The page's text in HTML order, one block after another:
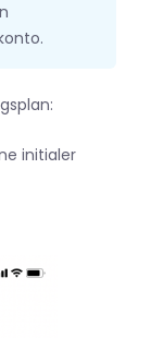
initialer